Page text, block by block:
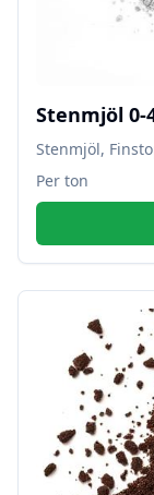
Stenmjöl 0-
Stenmjöl,
Per ton